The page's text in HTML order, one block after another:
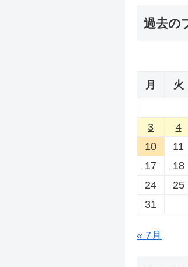
過去の
月
火
3
4
10
11
17
18
24
25
31
« 7月